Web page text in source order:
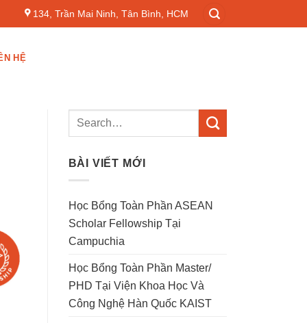
134, Trần Mai Ninh, Tân Bình, HCM
HỆ
BÀI VIẾT MỚI
Học Bổng Toàn Phần ASEAN
Scholar Fellowship Tại
Campuchia
Học Bổng Toàn Phần Master/
PHD Tại Viện Khoa Học Và
Công Nghệ Hàn Quốc KAIST